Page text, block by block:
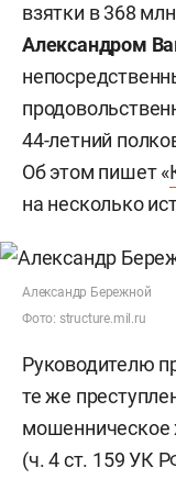
взятки в 368
Александром
44-летний
Об этом пишет «
на несколько
Александр Бережной
Фото: structure.mil.ru
Руководителю
те же
мошенническое
(ч. 4 ст. 159 УК